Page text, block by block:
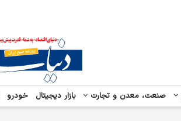
صنعت، معدن و تجارت بازار دیجیتال خودرو